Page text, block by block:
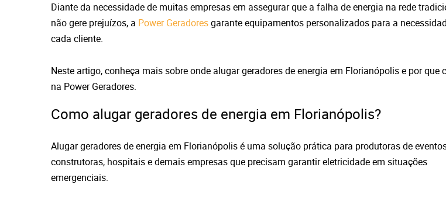
Diante da necessidade de muitas empresas em assegurar que a falha de energia na rede
não gere prejuízos, a Power Geradoresgarante equipamentos personalizados para a
cada cliente.
Neste artigo, conheça mais sobre onde alugar geradores de energia em Florianópolis e por que
na Power Geradores.
Como alugar geradores de energia em Florianópolis?
Alugar geradores de energia em Florianópolis é uma solução prática para produtoras de
construtoras, hospitais e demais empresas que precisam garantir eletricidade em situações
emergenciais.